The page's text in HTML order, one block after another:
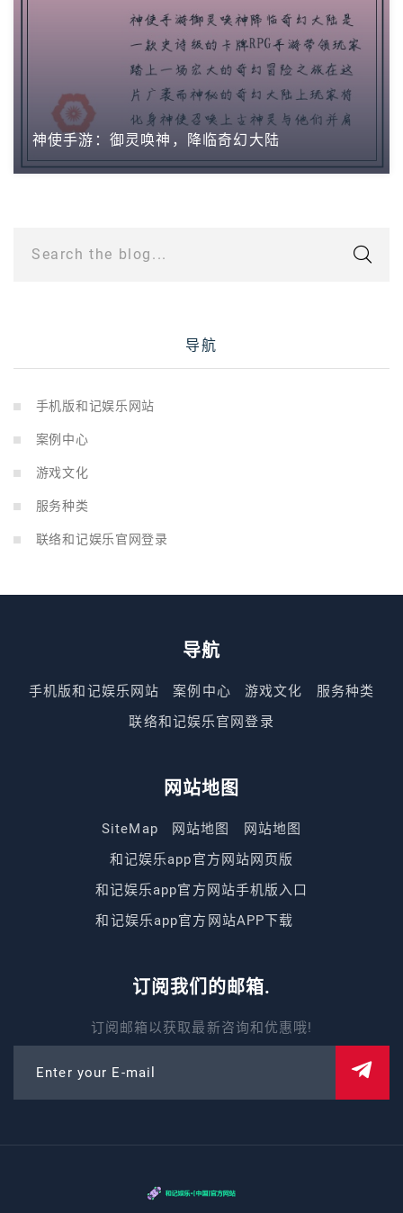
神使手游：御灵唤神，降临奇幻大陆
Search the blog...
导航
手机版和记娱乐网站
案例中心
游戏文化
服务种类
联络和记娱乐官网登录
导航
手机版和记娱乐网站 案例中心 游戏文化
服务种类
联络和记娱乐官网登录
网站地图
SiteMap 网站地图
网站地图
和记娱乐app官方网站网页版
和记娱乐app官方网站手机版入口
和记娱乐app官方网站APP下载
订阅我们的邮箱.
订阅邮箱以获取最新咨询和优惠哦!
Enter your E-mail